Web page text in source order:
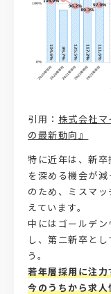
引用： 株式会社
の最新動向』
特に近年は、新
を深める機会が
のため、ミスマ
えています。
中にはゴールデ
し、第二新卒と
う。
若年層採用に注
今のうちから求